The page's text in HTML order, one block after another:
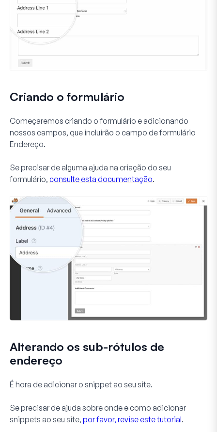
Criando o formulário
Começaremos criando o formulário e adicionando
nossos campos, que incluirão o campo de formulário
Endereço.
Se precisar de alguma ajuda na criação do seu
formulário, consulte esta documentação.
Alterando os sub-rótulos de
endereço
É hora de adicionar o snippet ao seu site.
Se precisar de ajuda sobre onde e como adicionar
snippets ao seu site, por favor, revise este tutorial.